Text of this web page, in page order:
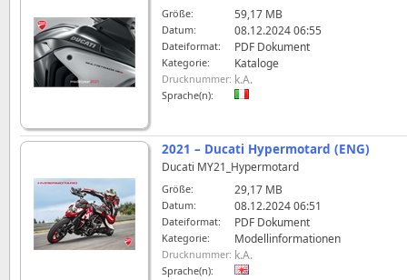
Größe: 59,17 MB
Datum: 08.12.2024 06:55
Dateiformat: PDF Dokument
Kategorie: Kataloge
Drucknummer: k.A.
Sprache(n):
2021 – Ducati Hypermotard (ENG)
Ducati MY21_Hypermotard
Größe: 29,17 MB
Datum: 08.12.2024 06:51
Dateiformat: PDF Dokument
Kategorie: Modellinformationen
Drucknummer: k.A.
Sprache(n):